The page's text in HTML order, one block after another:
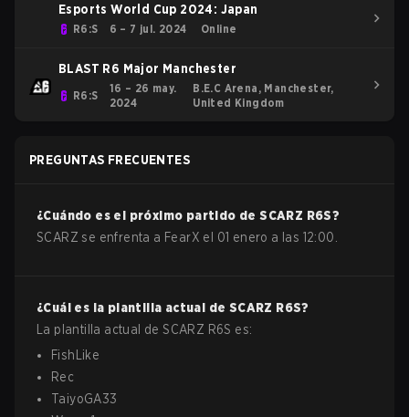
Esports World Cup 2024: Japan
R6:S 6 – 7 jul. 2024 Online
BLAST R6 Major Manchester
R6:S
16 – 26 may.
2024
B.E.C Arena, Manchester,
United Kingdom
PREGUNTAS FRECUENTES
¿Cuándo es el próximo partido deSCARZ R6S?
SCARZ se enfrenta a FearX el 01 enero a las 12:00.
¿Cuál es la plantilla actual de SCARZ R6S?
La plantilla actual deSCARZ R6S es:
FishLike
Rec
TaiyoGA33